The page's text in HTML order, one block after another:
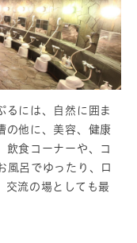
るには、自然に囲ま
の他に、美容、健康
飲食コーナーや、コ
風呂でゆったり、ロ
交流の場としても最